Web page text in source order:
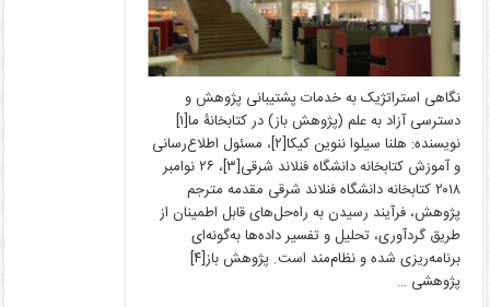
نگاهی استراتژیک به خدمات پشتیبانی پژوهش و
دسترسی آزاد به علم (پژوهش باز) در کتابخانۀ ما[۱]
نویسنده: هلنا سیلوا ننوین کیکا[۲]، مسئول اطلاع‌رسانی
و آموزش کتابخانه دانشگاه فنلاند شرقی[۳]، ۲۶ نوامبر
۲۰۱۸ کتابخانه دانشگاه فنلاند شرقی مقدمه مترجم
پژوهش، فرآیند رسیدن به راه‌حل‌های قابل اطمینان از
طریق گردآوری، تحلیل و تفسیر داده‌ها به‌گونه‌ای
برنامه‌ریزی شده و نظام‌مند است. پژوهش باز[۴]
پژوهشی …